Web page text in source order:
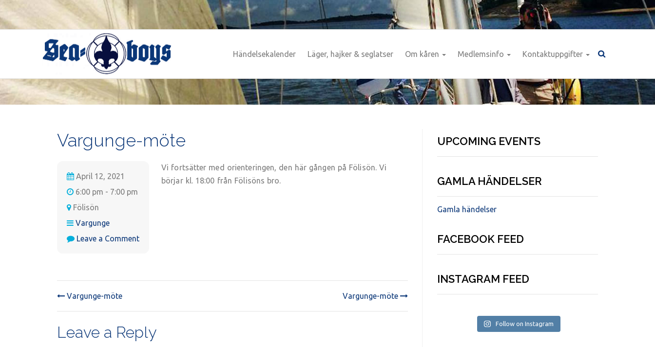
to
content
Händelsekalender Läger, hajker & seglatser Om kåren Medlemsinfo Kontaktuppgifter
Vargunge-möte
April 12, 2021
6:00 pm - 7:00 pm
Fölisön
Vargunge
Leave a Commenton
Vi fortsätter med orienteringen, den här gången på Fölisön. Vi
börjar kl. 18:00 från Fölisöns bro.
POST
NAVIGATION
Vargunge-möte Vargunge-möte
Leave a Reply
UPCOMING EVENTS
GAMLA HÄNDELSER
Gamla händelser
FACEBOOK FEED
INSTAGRAM FEED
Follow on Instagram